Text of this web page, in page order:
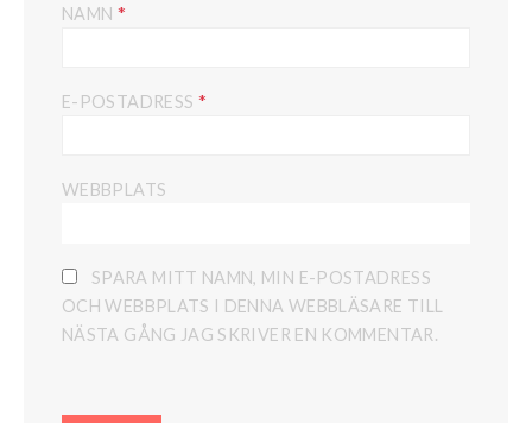
NAMN *
E-POSTADRESS *
WEBBPLATS
SPARA MITT NAMN, MIN E-POSTADRESS
OCH WEBBPLATS I DENNA WEBBLÄSARE TILL
NÄSTA GÅNG JAG SKRIVER EN KOMMENTAR.